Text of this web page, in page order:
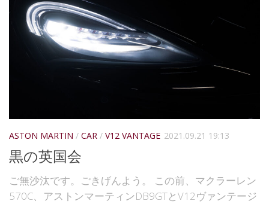
ASTON MARTIN / CAR / V12 VANTAGE 2021.09.21 19:13
黒の英国会
ご無沙汰です。ごきげんよう。 この前、マクラーレン
570C、アストンマーティンDB9GTとV12ヴァンテージ